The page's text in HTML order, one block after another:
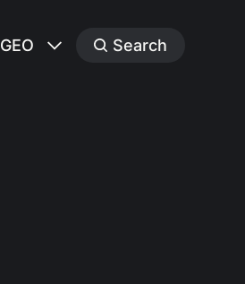
GEO Search